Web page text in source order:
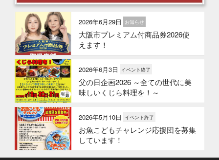
2026年6月29日 お知らせ
大阪市プレミアム付商品券2026使
えます！
2026年6月3日 イベント終了
父の日企画2026 ～全ての世代に美
味しいくじら料理を！～
2026年5月10日 イベント終了
お魚こどもチャレンジ応援団を募集
しています！